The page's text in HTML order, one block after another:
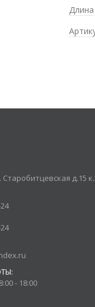
Старобитцевская д.15
- 18:00